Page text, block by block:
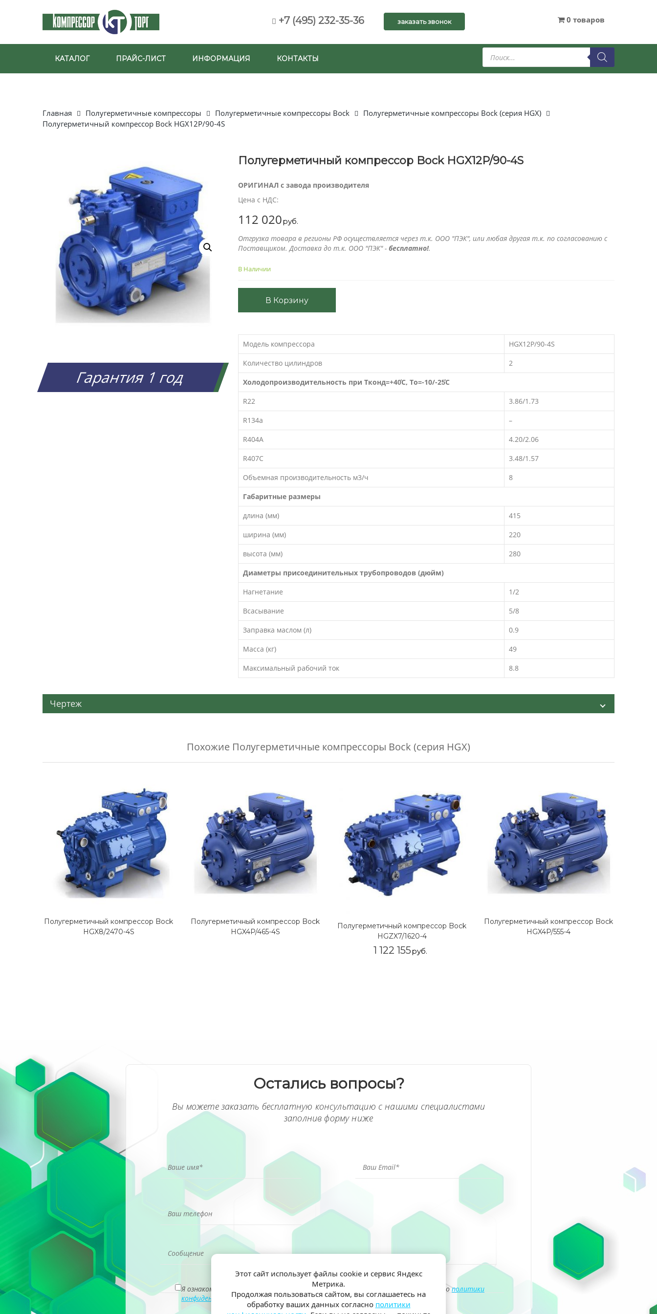
+7 (495) 232-35-36 заказать звонок 0 товаров
КАТАЛОГ ПРАЙС-ЛИСТ ИНФОРМАЦИЯ КОНТАКТЫ
Поиск
товаров
Главная Полугерметичные компрессоры Полугерметичные компрессоры Bock
Полугерметичные компрессоры Bock (серия HGX)
Полугерметичный компрессор Bock HGX12P/90-4S
Гарантия 1 год
Полугерметичный компрессор Bock HGX12P/90-4S
ОРИГИНАЛ с завода производителя
Цена с НДС:
112 020руб.
Отгрузка товара в регионы РФ осуществляется через т.к. ООО "ПЭК", или любая другая т.к. по согласованию с
Поставщиком. Доставка до т.к. ООО "ПЭК" - бесплатно!.
В Наличии
В Корзину
Модель компрессора HGX12P/90-4S
Количество цилиндров 2
Холодопроизводительность при Тконд=+40̊C, То=-10/-25̊C
R22 3.86/1.73
R134a –
R404A 4.20/2.06
R407C 3.48/1.57
Объемная производительность м3/ч 8
Габаритные размеры
длина (мм) 415
ширина (мм) 220
высота (мм) 280
Диаметры присоединительных трубопроводов (дюйм)
Нагнетание 1/2
Всасывание 5/8
Заправка маслом (л) 0.9
Масса (кг) 49
Максимальный рабочий ток 8.8
Чертеж
Похожие Полугерметичные компрессоры Bock (серия HGX)
Полугерметичный компрессор Bock
HGX8/2470-4S
Полугерметичный компрессор Bock
HGX4P/465-4S
Полугерметичный компрессор Bock
HGZX7/1620-4
1 122 155руб.
Полугерметичный компрессор Bock
HGX4P/555-4
Остались вопросы?
Вы можете заказать бесплатную консультацию с нашими специалистами
заполнив форму ниже
Я ознакомлен(а) и согласен(на) на обработку моих персональных данных согласнополитики
конфиденциальности
Этот сайт использует файлы cookie и сервис Яндекс
Метрика.
Продолжая пользоваться сайтом, вы соглашаетесь на
обработку ваших данных согласно политики